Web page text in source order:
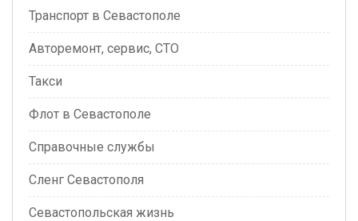
Транспорт в Севастополе
Авторемонт, сервис, СТО
Такси
Флот в Севастополе
Справочные службы
Сленг Севастополя
Севастопольская жизнь